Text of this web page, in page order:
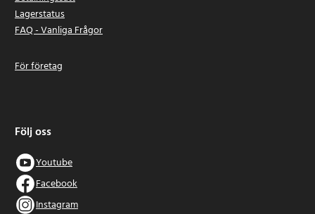
Lagerstatus
FAQ - Vanliga Frågor
För företag
Följ oss
Youtube
Facebook
Instagram